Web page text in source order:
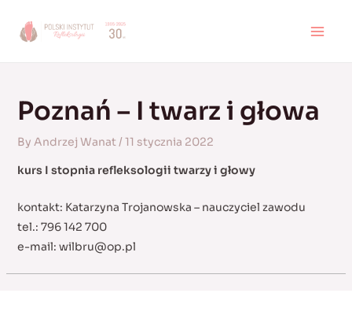
Poznań – I twarz i głowa
By Andrzej Wanat/11 stycznia 2022
kurs I stopnia refleksologii twarzy i głowy
kontakt: Katarzyna Trojanowska – nauczyciel zawodu
tel.: 796 142 700
e-mail: wilbru@op.pl